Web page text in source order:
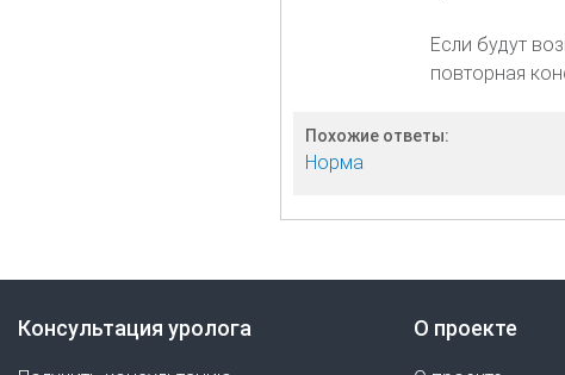
Если будут
повторная
Похожие ответы:
Норма
Консультация уролога О проекте